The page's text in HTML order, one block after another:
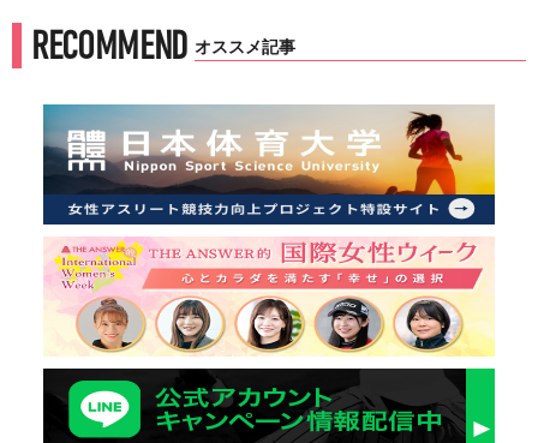
RECOMMEND オススメ記事